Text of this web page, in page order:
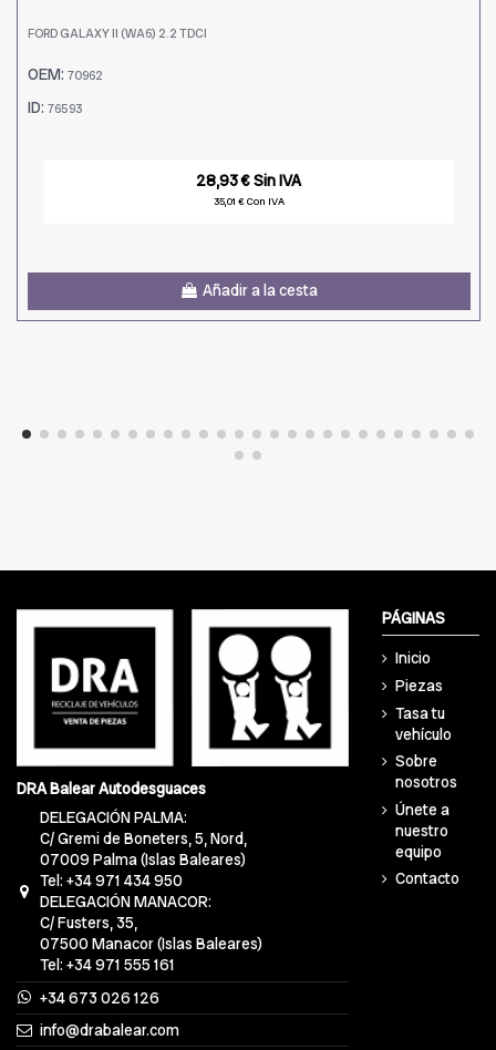
FORD GALAXY II (WA6) 2.2 TDCI
OEM: 70962
ID: 76593
28,93 € Sin IVA
35,01 € Con IVA
Añadir a la cesta
DRA Balear Autodesguaces
DELEGACIÓN PALMA:
C/ Gremi de Boneters, 5, Nord,
07009 Palma (Islas Baleares)
Tel: +34 971 434 950
DELEGACIÓN MANACOR:
C/ Fusters, 35,
07500 Manacor (Islas Baleares)
Tel: +34 971 555 161
+34 673 026 126
info@drabalear.com
PÁGINAS
Inicio
Piezas
Tasa tu
vehículo
Sobre
nosotros
Únete a
nuestro
equipo
Contacto